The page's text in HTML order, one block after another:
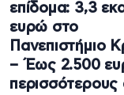
επίδομα: 3,3
ευρώ στο
Πανεπιστήμιο
– Έως 2.500
περισσότερους